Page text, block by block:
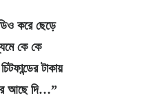
করে ছেড়ে
কে কে
টাকায়
আছে দি…”